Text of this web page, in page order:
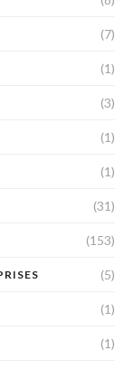
(7)
(1)
(3)
(1)
(1)
(31)
(153)
(5)
(1)
(1)